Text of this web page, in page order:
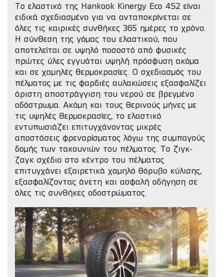
Tο ελαστικό της Hankook Kinergy Eco 4S2 είναι
ειδικά σχεδιασμένο για να ανταποκρίνεται σε
όλες τις καιρικές συνθήκες 365 ημέρες το χρόνο.
H σύνθεση της γόμας του ελαστικού, που
αποτελείται σε υψηλό ποσοστό από φυσικές
πρώτες ύλες εγγυάται υψηλή πρόσφυση ακόμα
και σε χαμηλές θερμοκρασίες. Ο σχεδιασμός του
πέλματος με τις φαρδιές αυλακώσεις εξασφαλίζει
άριστη αποστράγγιση του νερού σε βρεγμένο
οδόστρωμα. Ακόμη και τους θερινούς μήνες με
τις υψηλές θερμοκρασίες, το ελαστικό
εντυπωσιάζει επιτυγχάνοντας μικρές
αποστάσεις φρεναρίσματος λόγω της συμπαγούς
δομής των τακουνιών του πέλματος. Το ζιγκ-
ζαγκ σχέδιο στο κέντρο του πέλματος
επιτυγχάνει εξαιρετικά χαμηλό θόρυβο κύλισης,
εξασφαλίζοντας άνετη και ασφαλή οδήγηση σε
όλες τις συνθήκες οδοστρώματος.